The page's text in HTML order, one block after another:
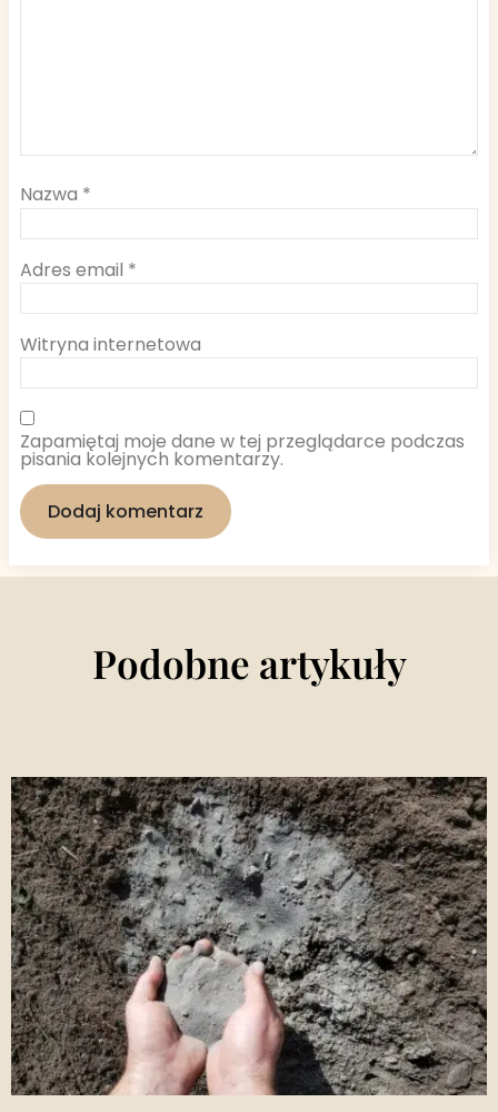
Nazwa *
Adres email *
Witryna internetowa
Zapamiętaj moje dane w tej przeglądarce podczas
pisania kolejnych komentarzy.
Podobne artykuły